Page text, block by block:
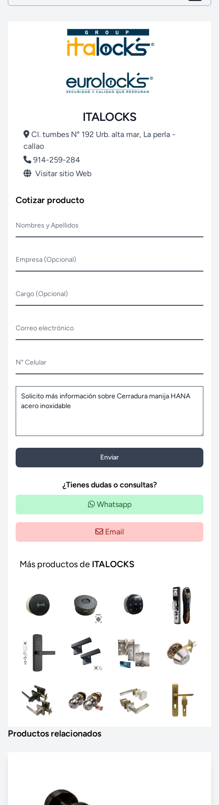
ITALOCKS
Cl. tumbes N° 192 Urb. alta mar, La perla -
callao
914-259-284
Visitar sitio Web
Cotizar producto
Nombres y Apellidos
Empresa (Opcional)
Cargo (Opcional)
Correo electrónico
N° Celular
Enviar
¿Tienes dudas o consultas?
Whatsapp
Email
Más productos de ITALOCKS
Productos relacionados